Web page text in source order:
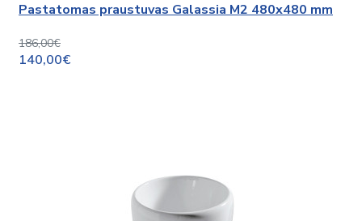
Pastatomas praustuvas Galassia M2 480x480 mm
186,00€
140,00€